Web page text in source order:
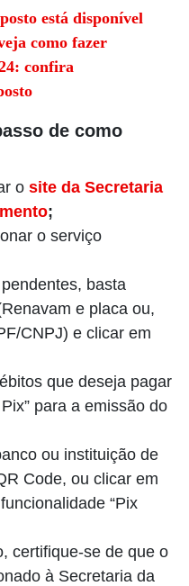
está disponível
como fazer
confira
de como
o site da Secretaria
;
o serviço
basta
e placa ou,
CNPJ) e clicar em
que deseja pagar
para a emissão do
ou instituição de
Code, ou clicar em
“Pix
certifique-se de que o
à Secretaria da